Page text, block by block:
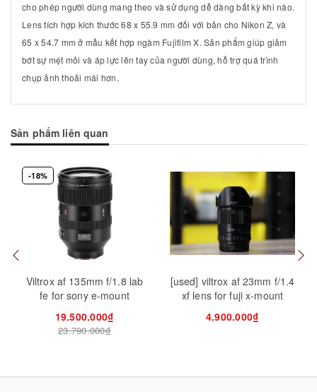
cho phép người dùng mang theo và sử dụng dễ dàng bất kỳ khi nào.
Lens tích hợp kích thước 68 x 55.9 mm đối với bản cho Nikon Z, và
65 x 54.7 mm ở mẫu kết hợp ngàm Fujifilm X. Sản phẩm giúp giảm
bớt sự mệt mỏi và áp lực lên tay của người dùng, hỗ trợ quá trình
chụp ảnh thoải mái hơn.
Sản phẩm liên quan
-18%
Viltrox af 135mm f/1.8 lab
fe for sony e-mount
19.500.000₫
23.790.000₫
[used] viltrox af 23mm f/1.4
xf lens for fuji x-mount
4.900.000₫
Mua hàng